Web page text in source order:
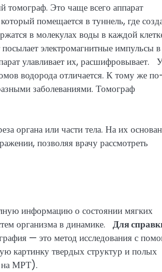
томограф. Это чаще всего аппарат
помещается в туннель, где
в молекулах воды в каждой
электромагнитные импульсы в
улавливает их, расшифровывает.
водорода отличается. К тому же
заболеваниями. Томограф
органа или части тела. На их
позволяя врачу рассмотреть
информацию о состоянии мягких
организма в динамике. Для
— это метод исследования с
картинку твердых структур и полых
на МРТ).